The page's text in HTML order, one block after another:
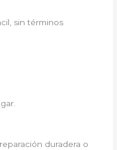
sin términos
duradera o